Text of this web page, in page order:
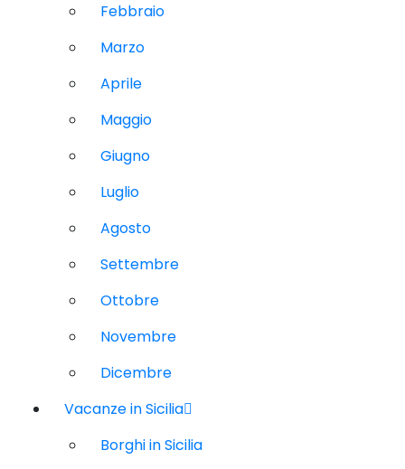
Febbraio
Marzo
Aprile
Maggio
Giugno
Luglio
Agosto
Settembre
Ottobre
Novembre
Dicembre
Vacanze in Sicilia
Borghi in Sicilia